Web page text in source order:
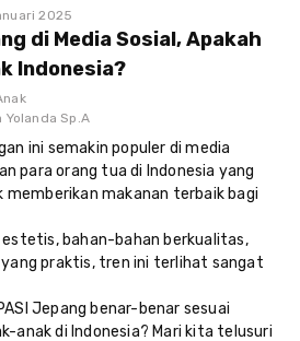
2025
di Media Sosial, Apakah
Indonesia?
Yolanda Sp.A
ini semakin populer di media
para orang tua di Indonesia yang
memberikan makanan terbaik bagi
bahan-bahan berkualitas,
praktis, tren ini terlihat sangat
Jepang benar-benar sesuai
anak di Indonesia? Mari kita telusuri